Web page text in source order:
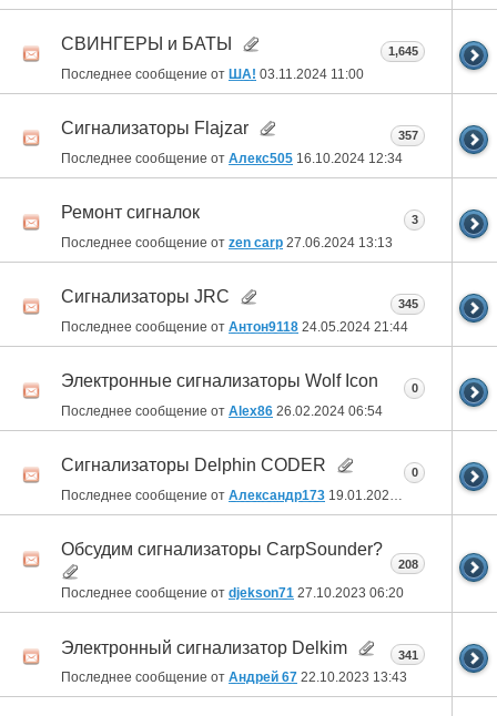
СВИНГЕРЫ и БАТЫ
Последнее сообщение от ША! 03.11.2024 11:00
1,645
Сигнализаторы Flajzar
Последнее сообщение от Алекс505 16.10.2024 12:34
357
Ремонт сигналок
Последнее сообщение от zen carp 27.06.2024 13:13
3
Сигнализаторы JRC
Последнее сообщение от Антон9118 24.05.2024 21:44
345
Электронные сигнализаторы Wolf Icon
Последнее сообщение от Alex86 26.02.2024 06:54
0
Сигнализаторы Delphin CODER
Последнее сообщение от Александр173 19.01.2024 13:55
0
Обсудим сигнализаторы CarpSounder?
Последнее сообщение от djekson71 27.10.2023 06:20
208
Электронный сигнализатор Delkim
Последнее сообщение от Андрей 67 22.10.2023 13:43
341